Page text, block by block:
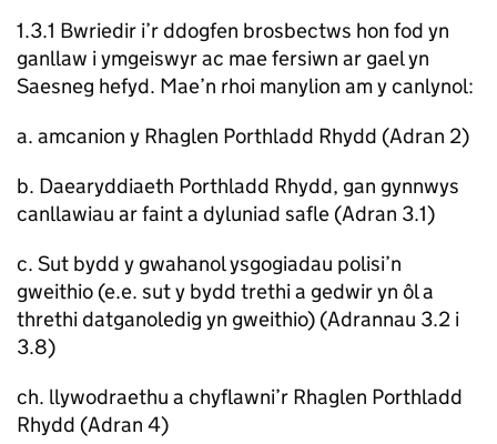
1.3.1 Bwriedir i’r ddogfen brosbectws hon fod yn
ganllaw i ymgeiswyr ac mae fersiwn ar gael yn
Saesneg hefyd. Mae’n rhoi manylion am y canlynol:
a. amcanion y Rhaglen Porthladd Rhydd (Adran 2)
b. Daearyddiaeth Porthladd Rhydd, gan gynnwys
canllawiau ar faint a dyluniad safle (Adran 3.1)
c. Sut bydd y gwahanol ysgogiadau polisi’n
gweithio (e.e. sut y bydd trethi a gedwir yn ôl a
threthi datganoledig yn gweithio) (Adrannau 3.2 i
3.8)
ch. llywodraethu a chyflawni’r Rhaglen Porthladd
Rhydd (Adran 4)